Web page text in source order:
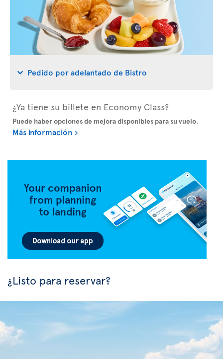
Pedido por adelantado de Bistro
¿Ya tiene su billete en Economy Class?
Puede haber opciones de mejora disponibles para su vuelo.
Más información
¿Listo para reservar?